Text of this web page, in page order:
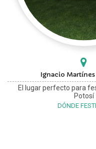
Ignacio Martínes
El lugar perfecto para
Potosí
DÓNDE